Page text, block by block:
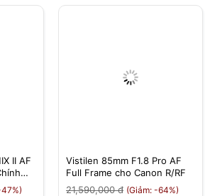
II AF
Vistilen 85mm F1.8 Pro AF
Full Frame cho Canon R/RF
21,590,000 đ (Giảm: -64%)